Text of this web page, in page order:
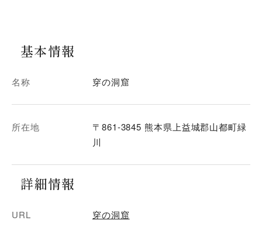
基本情報
名称 穿の洞窟
所在地
〒861-3845 熊本県上益城郡山都町緑
川
詳細情報
URL 穿の洞窟